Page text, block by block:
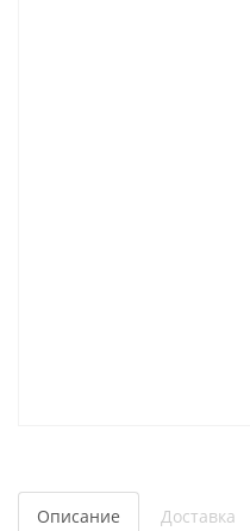
Описание Доставка